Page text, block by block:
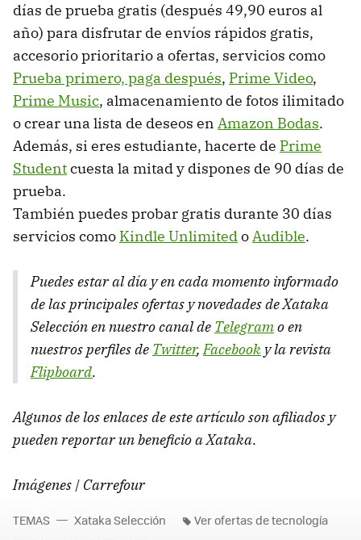
días de prueba gratis (después 49,90 euros al
año) para disfrutar de envíos rápidos gratis,
accesorio prioritario a ofertas, servicios como
Prueba primero, paga después, Prime Video,
Prime Music, almacenamiento de fotos ilimitado
o crear una lista de deseos en Amazon Bodas.
Además, si eres estudiante, hacerte de Prime
Studentcuesta la mitad y dispones de 90 días de
prueba.
También puedes probar gratis durante 30 días
servicios como Kindle UnlimitedoAudible.
Puedes estar al día y en cada momento informado
de las principales ofertas y novedades de Xataka
Selección en nuestro canal de Telegramo en
nuestros perfiles de Twitter,Facebook y la revista
Flipboard.
Algunos de los enlaces de este artículo son afiliados y
pueden reportar un beneficio a Xataka.
Imágenes | Carrefour
TEMAS Xataka Selección Ver ofertas de tecnología